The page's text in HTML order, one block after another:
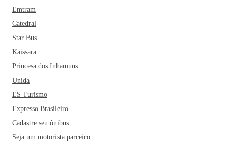
Emtram
Catedral
Star Bus
Kaissara
Princesa dos Inhamuns
Unida
ES Turismo
Expresso Brasileiro
Cadastre seu ônibus
Seja um motorista parceiro